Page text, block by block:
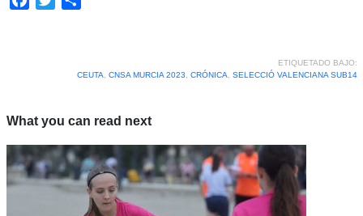
ETIQUETADO BAJO:
CEUTA
CNSA MURCIA 2023 CRÓNICA SELECCIÓ VALENCIANA SUB14
What you can read next